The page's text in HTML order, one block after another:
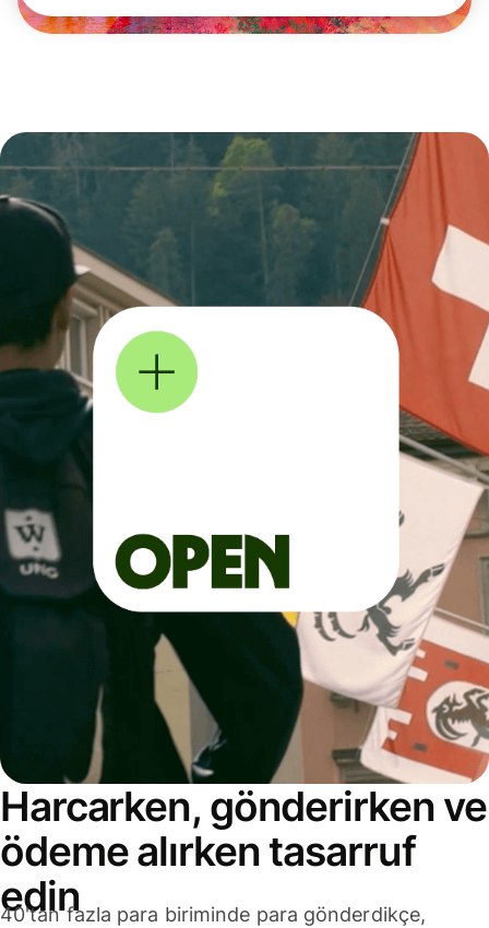
Harcarken, gönderirken ve
ödeme alırken tasarruf
edin
40'tan fazla para biriminde para gönderdikçe,